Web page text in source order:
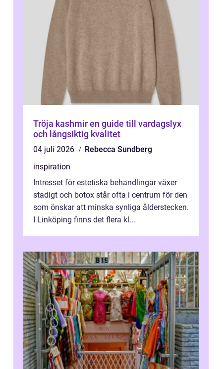
Tröja kashmir en guide till vardagslyx
och långsiktig kvalitet
04 juli 2026
Rebecca Sundberg
inspiration
Intresset för estetiska behandlingar växer
stadigt och botox står ofta i centrum för den
som önskar att minska synliga ålderstecken.
I Linköping finns det flera kl...